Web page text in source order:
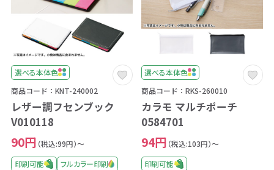
選べる本体色
商品コード：KNT-240002
レザー調フセンブック
V010118
90円 （税込:99円）～
印刷可能
フルカラー印刷
選べる本体色
商品コード：RKS-260010
カラモ マルチポーチ
0584701
94円 （税込:103円）～
印刷可能